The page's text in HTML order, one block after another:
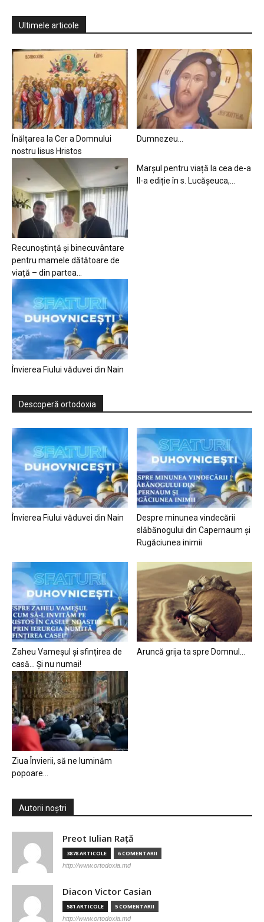
Ultimele articole
Înălțarea la Cer a Domnului
nostru Iisus Hristos
Dumnezeu…
Recunoștință și binecuvântare
pentru mamele dătătoare de
viață – din partea...
Marșul pentru viață la cea de-a
II-a ediție în s. Lucășeuca,...
Învierea Fiului văduvei din Nain
Descoperă ortodoxia
Învierea Fiului văduvei din Nain
Despre minunea vindecării
slăbănogului din Capernaum și
Rugăciunea inimii
Zaheu Vameșul și sfințirea de
casă… Și nu numai!
Aruncă grija ta spre Domnul…
Ziua Învierii, să ne luminăm
popoare…
Autorii noștri
Preot Iulian Raţă
3878 ARTICOLE 6 COMENTARII
http://www.ortodoxia.md
Diacon Victor Casian
581 ARTICOLE 5 COMENTARII
http://www.ortodoxia.md